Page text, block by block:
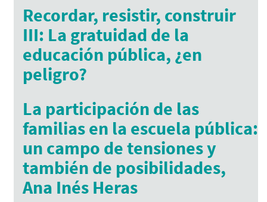
Recordar, resistir, construir
III: La gratuidad de la
educación pública, ¿en
peligro?
La participación de las
familias en la escuela pública:
un campo de tensiones y
también de posibilidades,
Ana Inés Heras